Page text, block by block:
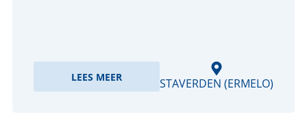
LEES MEER STAVERDEN (ERMELO)